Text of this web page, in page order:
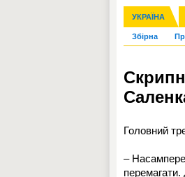
УКРАЇНА
Збірна
Ліга чемпіонів
Англія
ЧС-2014
Гарячі теми
Головний
–